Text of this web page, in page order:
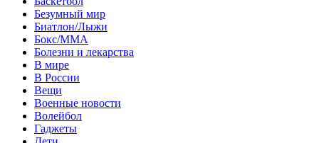
Безумный мир
Биатлон/Лыжи
Бокс/MMA
Болезни и лекарства
В мире
В России
Вещи
Военные новости
Волейбол
Гаджеты